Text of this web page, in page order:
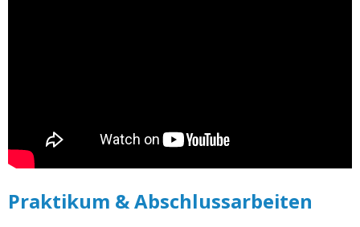
Praktikum & Abschlussarbeiten